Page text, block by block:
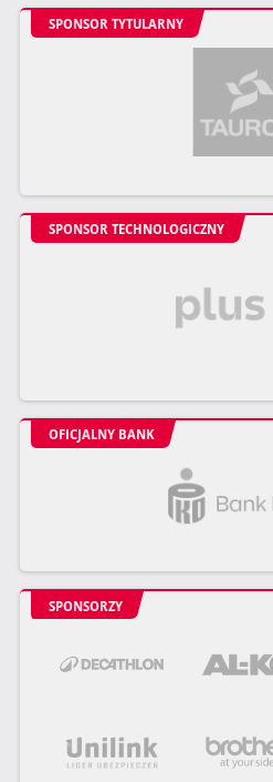
SPONSOR TYTULARNY
SPONSOR TECHNOLOGICZNY
OFICJALNY BANK
SPONSORZY